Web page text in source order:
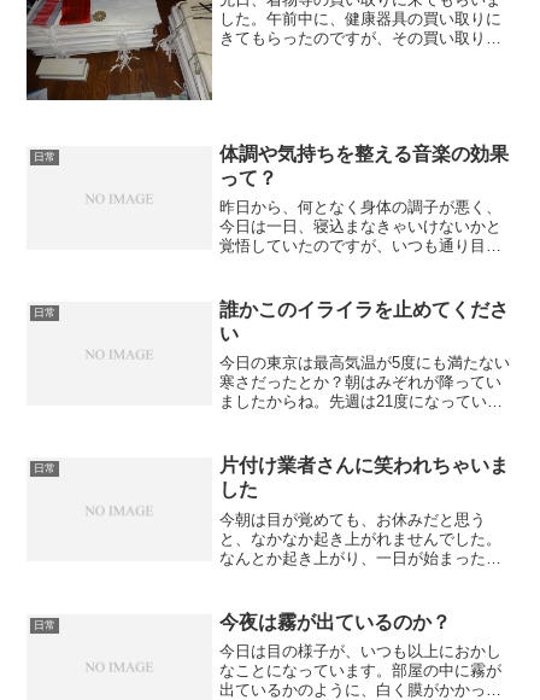
した。午前中に、健康器具の買い取りに
きてもらったのですが、その買い取り員
日常
体調や気持ちを整える音楽の効果
って？
昨日から、何となく身体の調子が悪く、
今日は一日、寝込まなきゃいけないかと
覚悟していたのですが、いつも通り目覚
というか、頭が重く、めまいもあり、ず
っとダラダラ過ごしてしま...
日常
誰かこのイライラを止めてくださ
い
今日の東京は最高気温が5度にも満たない
寒さだったとか？朝はみぞれが降ってい
ましたからね。先週は21度になっていた
差のせいではないのですが、いつものよ
うに頭痛がスッキリし...
日常
片付け業者さんに笑われちゃいま
した
今朝は目が覚めても、お休みだと思う
と、なかなか起き上がれませんでした。
なんとか起き上がり、一日が始まったの
少々、熱が上がってました。インフルエ
ンザの予防接種のせいだろうと思...
日常 今夜は霧が出ているのか？
今日は目の様子が、いつも以上におかし
なことになっています。部屋の中に霧が
出ているかのように、白く膜がかかって